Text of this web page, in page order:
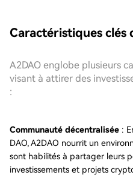
Caractéristiques clés
A2DAO englobe plusieurs
visant à attirer des
:
Communauté décentralisée :
DAO, A2DAO nourrit un
sont habilités à partager leurs
investissements et projets